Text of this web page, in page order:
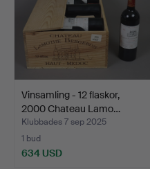
Vinsamling - 12 flaskor,
2000 Chateau Lamo…
Klubbades 7 sep 2025
1 bud
634 USD